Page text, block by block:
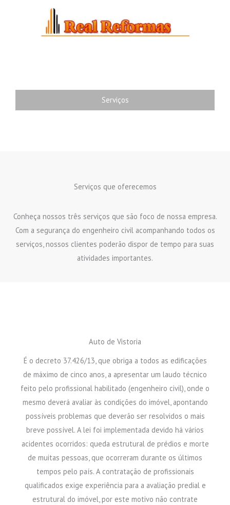
Serviços
Serviços que oferecemos
Conheça nossos três serviços que são foco de nossa empresa.
Com a segurança do engenheiro civil acompanhando todos os
serviços, nossos clientes poderão dispor de tempo para suas
atividades importantes.
Auto de Vistoria
É o decreto 37.426/13, que obriga a todos as edificações
de máximo de cinco anos, a apresentar um laudo técnico
feito pelo profissional habilitado (engenheiro civil), onde o
mesmo deverá avaliar às condições do imóvel, apontando
possíveis problemas que deverão ser resolvidos o mais
breve possível. A lei foi implementada devido há vários
acidentes ocorridos: queda estrutural de prédios e morte
de muitas pessoas, que ocorreram durante os últimos
tempos pelo país. A contratação de profissionais
qualificados exige experiência para a avaliação predial e
estrutural do imóvel, por este motivo não contrate